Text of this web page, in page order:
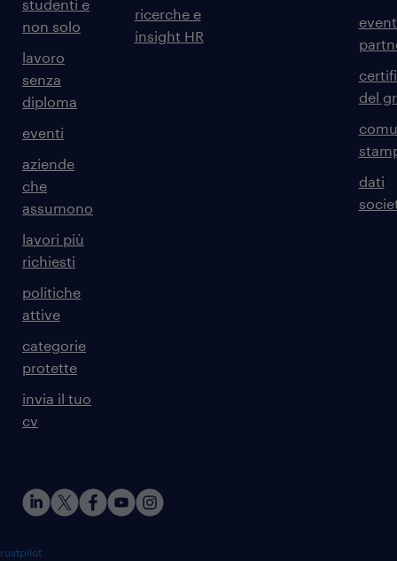
studenti e
non solo
lavoro
senza
diploma
eventi
aziende
che
assumono
lavori più
richiesti
politiche
attive
categorie
protette
invia il tuo
cv
ricerche e
insight HR
del
dati